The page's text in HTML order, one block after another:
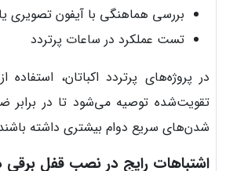
بررسی هماهنگی با آیفون تصویری
تست عملکرد در ساعات پرتردد
در پروژه‌های پرتردد اکباتان،
تقویت‌شده توصیه می‌شود تا در برابر
شدن‌های سریع دوام بیشتری داشته
اشتباهات رایج در نصب قفل برقی